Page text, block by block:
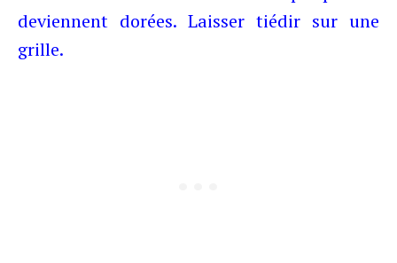
deviennent dorées. Laisser tiédir sur une
grille.